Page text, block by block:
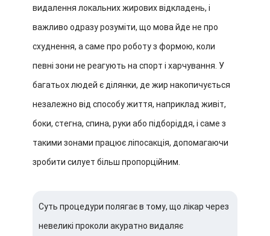
видалення локальних жирових відкладень, і
важливо одразу розуміти, що мова йде не про
схуднення, а саме про роботу з формою, коли
певні зони не реагують на спорт і харчування. У
багатьох людей є ділянки, де жир накопичується
незалежно від способу життя, наприклад живіт,
боки, стегна, спина, руки або підборіддя, і саме з
такими зонами працює ліпосакція, допомагаючи
зробити силует більш пропорційним.
Суть процедури полягає в тому, що лікар через
невеликі проколи акуратно видаляє